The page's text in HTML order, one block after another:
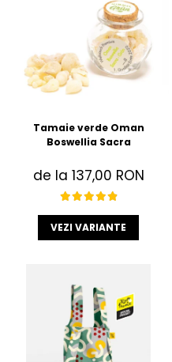
Imbracaminte
Produse pentru casa
Accesorii
Idei pentru casa
Prosoape bucatarie
Tamaie verde Oman
Boswellia Sacra
de la 137,00 RON
VEZI VARIANTE